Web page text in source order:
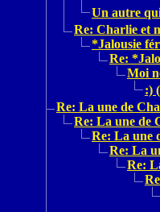
Un autre
Re: Charlie et
*Jalousie
Re:
Moi
:)
Re: La une de
Re: La une de
Re: La une
Re: La
Re: